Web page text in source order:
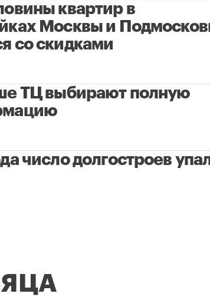
квартир в
Москвы и
со скидками
ТЦ выбирают полную
число долгостроев